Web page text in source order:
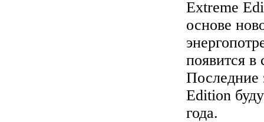
Extreme
основе
появится
Последние
Edition
года.